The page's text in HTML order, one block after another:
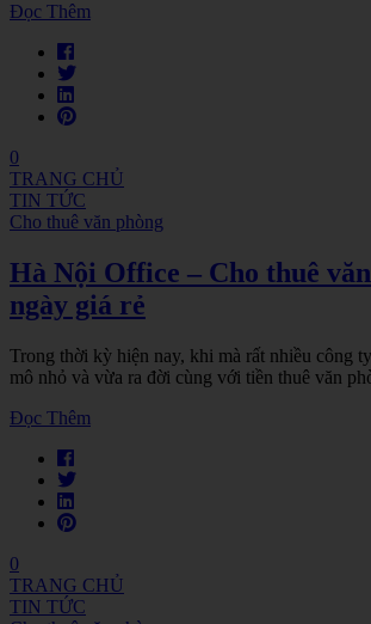
Đọc Thêm
0
TRANG CHỦ
TIN TỨC
Cho thuê văn phòng
Hà Nội Office – Cho thuê
ngày giá rẻ
Trong thời kỳ hiện nay, khi mà rất nhiều công
mô nhỏ và vừa ra đời cùng với tiền thuê văn
Đọc Thêm
0
TRANG CHỦ
TIN TỨC